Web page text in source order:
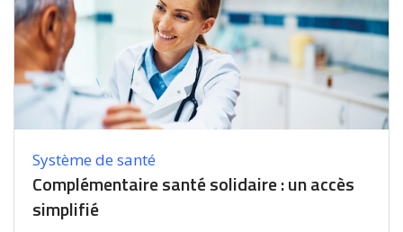
Système de santé
Complémentaire santé solidaire : un accès
simplifié